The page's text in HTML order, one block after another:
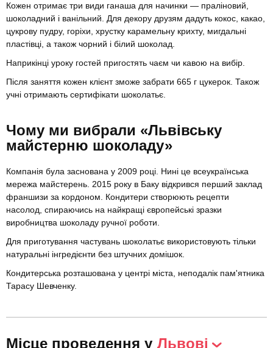
Кожен отримає три види ганаша для начинки — праліновий,
шоколадний і ванільний. Для декору друзям дадуть кокос, какао,
цукрову пудру, горіхи, хрустку карамельну крихту, мигдальні
пластівці, а також чорний і білий шоколад.
Наприкінці уроку гостей пригостять чаєм чи кавою на вибір.
Після заняття кожен клієнт зможе забрати 665 г цукерок. Також
учні отримають сертифікати шоколатьє.
Чому ми вибрали «Львівську
майстерню шоколаду»
Компанія була заснована у 2009 році. Нині це всеукраїнська
мережа майстерень. 2015 року в Баку відкрився перший заклад
франшизи за кордоном. Кондитери створюють рецепти
насолод, спираючись на найкращі європейські зразки
виробництва шоколаду ручної роботи.
Для приготування частувань шоколатьє використовують тільки
натуральні інгредієнти без штучних домішок.
Кондитерська розташована у центрі міста, неподалік пам'ятника
Тарасу Шевченку.
Місце проведення у Львові